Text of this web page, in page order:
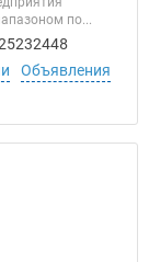
по...
Объявления